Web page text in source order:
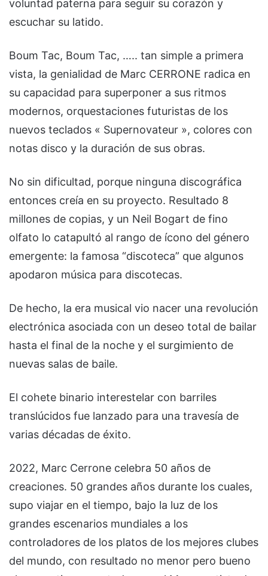
voluntad paterna para seguir su corazón y
escuchar su latido.
Boum Tac, Boum Tac, ….. tan simple a primera
vista, la genialidad de Marc CERRONE radica en
su capacidad para superponer a sus ritmos
modernos, orquestaciones futuristas de los
nuevos teclados « Supernovateur », colores con
notas disco y la duración de sus obras.
No sin dificultad, porque ninguna discográfica
entonces creía en su proyecto. Resultado 8
millones de copias, y un Neil Bogart de fino
olfato lo catapultó al rango de ícono del género
emergente: la famosa “discoteca” que algunos
apodaron música para discotecas.
De hecho, la era musical vio nacer una revolución
electrónica asociada con un deseo total de bailar
hasta el final de la noche y el surgimiento de
nuevas salas de baile.
El cohete binario interestelar con barriles
translúcidos fue lanzado para una travesía de
varias décadas de éxito.
2022, Marc Cerrone celebra 50 años de
creaciones. 50 grandes años durante los cuales,
supo viajar en el tiempo, bajo la luz de los
grandes escenarios mundiales a los
controladores de los platos de los mejores clubes
del mundo, con resultado no menor pero bueno